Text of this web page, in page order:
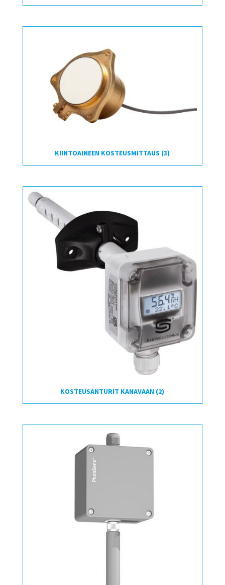
KIINTOAINEEN KOSTEUSMITTAUS (3)
KOSTEUSANTURIT KANAVAAN (2)